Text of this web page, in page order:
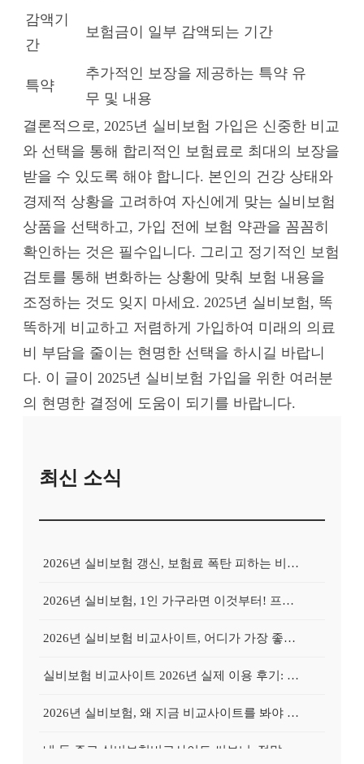
감액기
간
보험금이 일부 감액되는 기간
특약
추가적인 보장을 제공하는 특약 유
무 및 내용
결론적으로, 2025년 실비보험 가입은 신중한 비교
와 선택을 통해 합리적인 보험료로 최대의 보장을
받을 수 있도록 해야 합니다. 본인의 건강 상태와
경제적 상황을 고려하여 자신에게 맞는 실비보험
상품을 선택하고, 가입 전에 보험 약관을 꼼꼼히
확인하는 것은 필수입니다. 그리고 정기적인 보험
검토를 통해 변화하는 상황에 맞춰 보험 내용을
조정하는 것도 잊지 마세요. 2025년 실비보험, 똑
똑하게 비교하고 저렴하게 가입하여 미래의 의료
비 부담을 줄이는 현명한 선택을 하시길 바랍니
다. 이 글이 2025년 실비보험 가입을 위한 여러분
의 현명한 결정에 도움이 되기를 바랍니다.
최신 소식
2026년 실비보험 갱신, 보험료 폭탄 피하는 비교사이트의 비밀
2026년 실비보험, 1인 가구라면 이것부터! 프리랜서를 위한 비교사이트 활용 가이드
2026년 실비보험 비교사이트, 어디가 가장 좋을까? Top 3 업체 전격 분석
실비보험 비교사이트 2026년 실제 이용 후기: 저렴하게 가입 성공한 비법 공개
2026년 실비보험, 왜 지금 비교사이트를 봐야 할까? 놓치면 후회할 3가지 이유